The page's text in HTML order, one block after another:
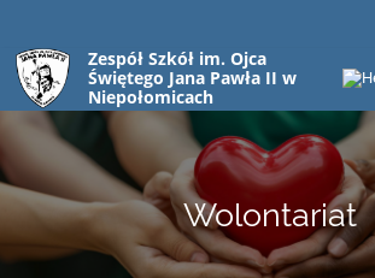
Zespół Szkół im. Ojca
Świętego Jana Pawła II w
Niepołomicach
Wolontariat